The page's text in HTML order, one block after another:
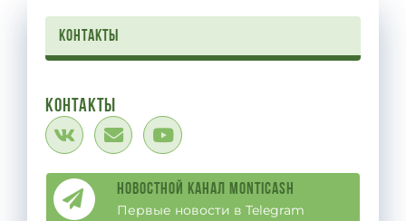
контакты
Контакты
Новостной канал Monticash
Первые новости в Telegram